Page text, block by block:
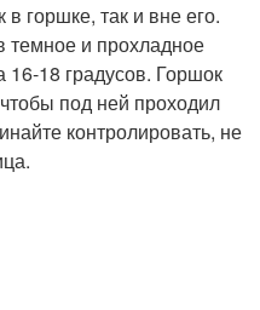
горшке, так и вне его.
темное и прохладное
16-18 градусов. Горшок
под ней проходил
контролировать, не